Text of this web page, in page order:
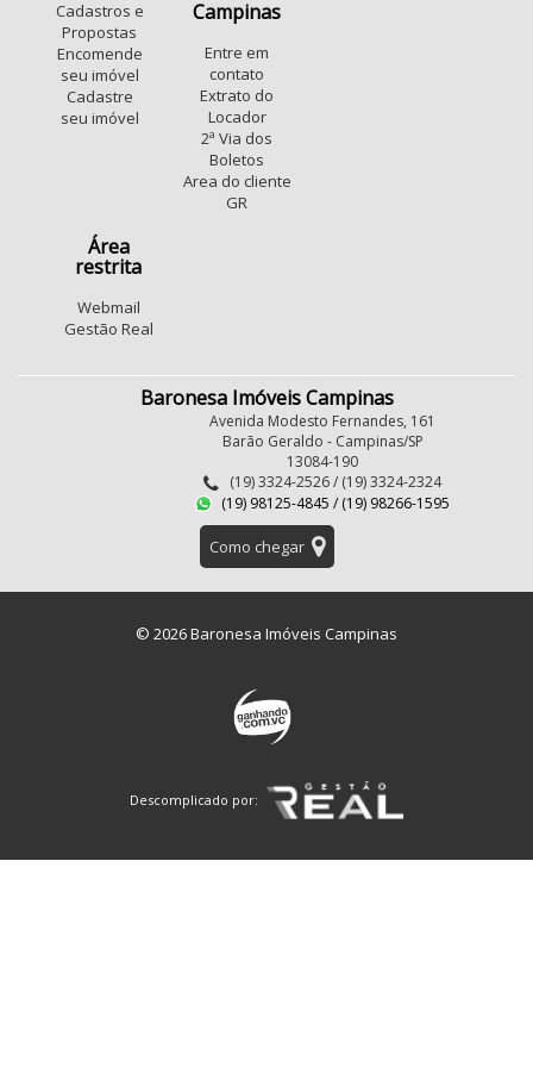
Jardim Santa Terezinha (Nova Veneza)
Parque Imperador
Jardim Samambaia
Jardim Novo Barão Geraldo
Vila Industrial (Campinas)
sousas
Jardim Carlos Lourenço
Conjunto Habitacional Vila Reggio
Conjunto Mauro Marcondes
Loteamento Chácaras Vale das Garças
Chácara Primavera
Fundacao da Casa Popular
Cadastros e
Propostas
Encomende
seu imóvel
Cadastre
seu imóvel
Campinas
Entre em
contato
Extrato do
Locador
2ª Via dos
Boletos
Area do cliente
GR
Área
restrita
Webmail
Gestão Real
Baronesa Imóveis Campinas
Avenida Modesto Fernandes, 161
Barão Geraldo - Campinas/SP
13084-190
(19) 3324-2526 / (19) 3324-2324
(19) 98125-4845 / (19) 98266-1595
Como chegar
© 2026 Baronesa Imóveis Campinas
Descomplicado por: